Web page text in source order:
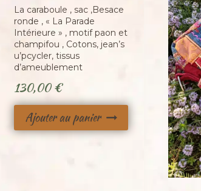
La caraboule , sac ,Besace
ronde , « La Parade
Intérieure » , motif paon et
champifou , Cotons, jean’s
u’pcycler, tissus
d’ameublement
130,00€
Ajouter au panier